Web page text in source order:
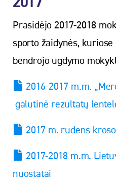
2017
Prasidėjo 2017-2018
sporto žaidynės,
bendrojo ugdymo
2016-2017 m.m.
galutinė rezultatų
2017 m. rudens
2017-2018 m.m.
nuostatai